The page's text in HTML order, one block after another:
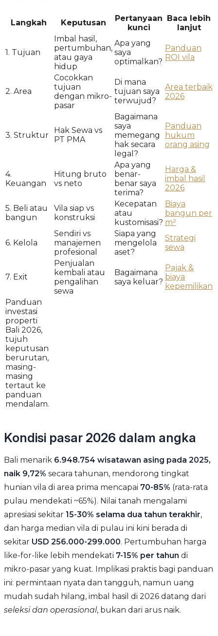
Langkah Keputusan
Pertanyaan
kunci
Baca lebih
lanjut
1. Tujuan
Imbal hasil,
pertumbuhan,
atau gaya
hidup
Apa yang
saya
optimalkan?
Panduan
ROI vila
2. Area
Cocokkan
tujuan
dengan mikro-
pasar
Di mana
tujuan saya
terwujud?
Area terbaik
2026
3. Struktur
Hak Sewa vs
PT PMA
Bagaimana
saya
memegang
hak secara
legal?
Panduan
hukum
orang asing
4.
Keuangan
Hitung bruto
vs neto
Apa yang
benar-
benar saya
terima?
Harga &
imbal hasil
2026
5. Beli atau
bangun
Vila siap vs
konstruksi
Kecepatan
atau
kustomisasi?
Biaya
bangun per
m²
6. Kelola
Sendiri vs
manajemen
profesional
Siapa yang
mengelola
aset?
Strategi
sewa
7. Exit
Penjualan
kembali atau
pengalihan
sewa
Bagaimana
saya keluar?
Pajak &
biaya
kepemilikan
Panduan
investasi
properti
Bali 2026,
tujuh
keputusan
berurutan,
masing-
masing
tertaut ke
panduan
mendalam.
Kondisi pasar 2026 dalam angka
Bali menarik 6.948.754 wisatawan asing pada 2025,
naik 9,72% secara tahunan, mendorong tingkat
hunian vila di area prima mencapai 70-85% (rata-rata
pulau mendekati ~65%). Nilai tanah mengalami
apresiasi sekitar 15-30% selama dua tahun terakhir,
dan harga median vila di pulau ini kini berada di
sekitar USD 256.000-299.000. Pertumbuhan harga
like-for-like lebih mendekati 7-15% per tahun di
mikro-pasar yang kuat. Implikasi praktis bagi panduan
ini: permintaan nyata dan tangguh, namun uang
mudah sudah hilang, imbal hasil di 2026 datang dari
seleksi dan operasional, bukan dari arus naik.